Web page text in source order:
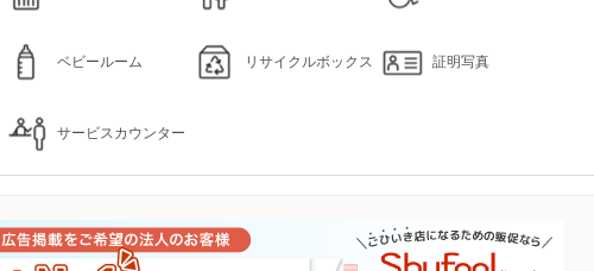
ベビールーム リサイクルボックス 証明写真
サービスカウンター